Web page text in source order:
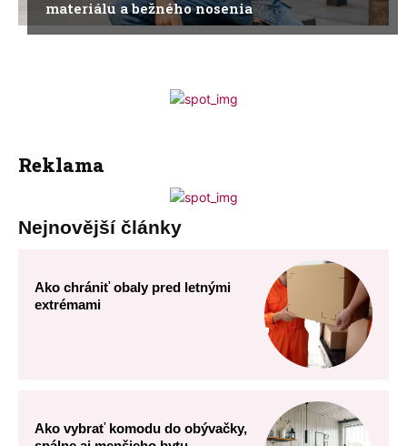
materiálu a bežného nosenia
Reklama
Nejnovější články
Ako chrániť obaly pred letnými
extrémami
Ako vybrať komodu do obývačky,